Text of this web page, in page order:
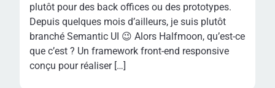
plutôt pour des back offices ou des prototypes.
Depuis quelques mois d’ailleurs, je suis plutôt
branché Semantic UI 😉 Alors Halfmoon, qu’est-ce
que c’est ? Un framework front-end responsive
conçu pour réaliser […]